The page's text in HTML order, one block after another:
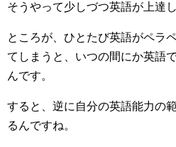
そうやって少しづつ英語が上達し
ところが、ひとたび英語がペラ
てしまうと、いつの間にか英語
んです。
すると、逆に自分の英語能力の
るんですね。